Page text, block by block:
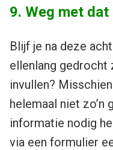
9. Weg met
Blijf je na deze
ellenlang gedrocht
invullen?
helemaal niet zo’n
informatie nodig
via een formulier